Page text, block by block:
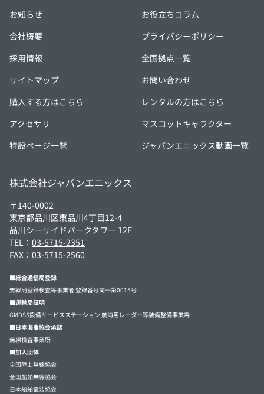
お知らせ
お役立ちコラム
会社概要
プライバシーポリシー
採用情報
全国拠点一覧
サイトマップ
お問い合わせ
購入する方はこちら
レンタルの方はこちら
アクセサリ
マスコットキャラクター
特設ページ一覧
ジャパンエニックス動画一覧
株式会社ジャパンエニックス
〒140-0002
東京都品川区東品川4丁目12-4
品川シーサイドパークタワー 12F
TEL： 03-5715-2351
FAX：03-5715-2560
■総合通信局登録
無線局登録検査等事業者 登録番号関一第0015号
■運輸局証明
GMDSS設備サービスステーション 航海用レーダー等装備整備事業場
■日本海事協会承認
無線検査事業所
■加入団体
全国陸上無線協会
全国船舶無線協会
日本船舶電装協会